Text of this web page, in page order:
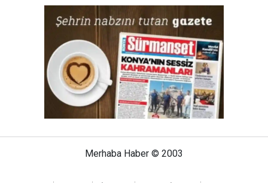
Merhaba Haber © 2003